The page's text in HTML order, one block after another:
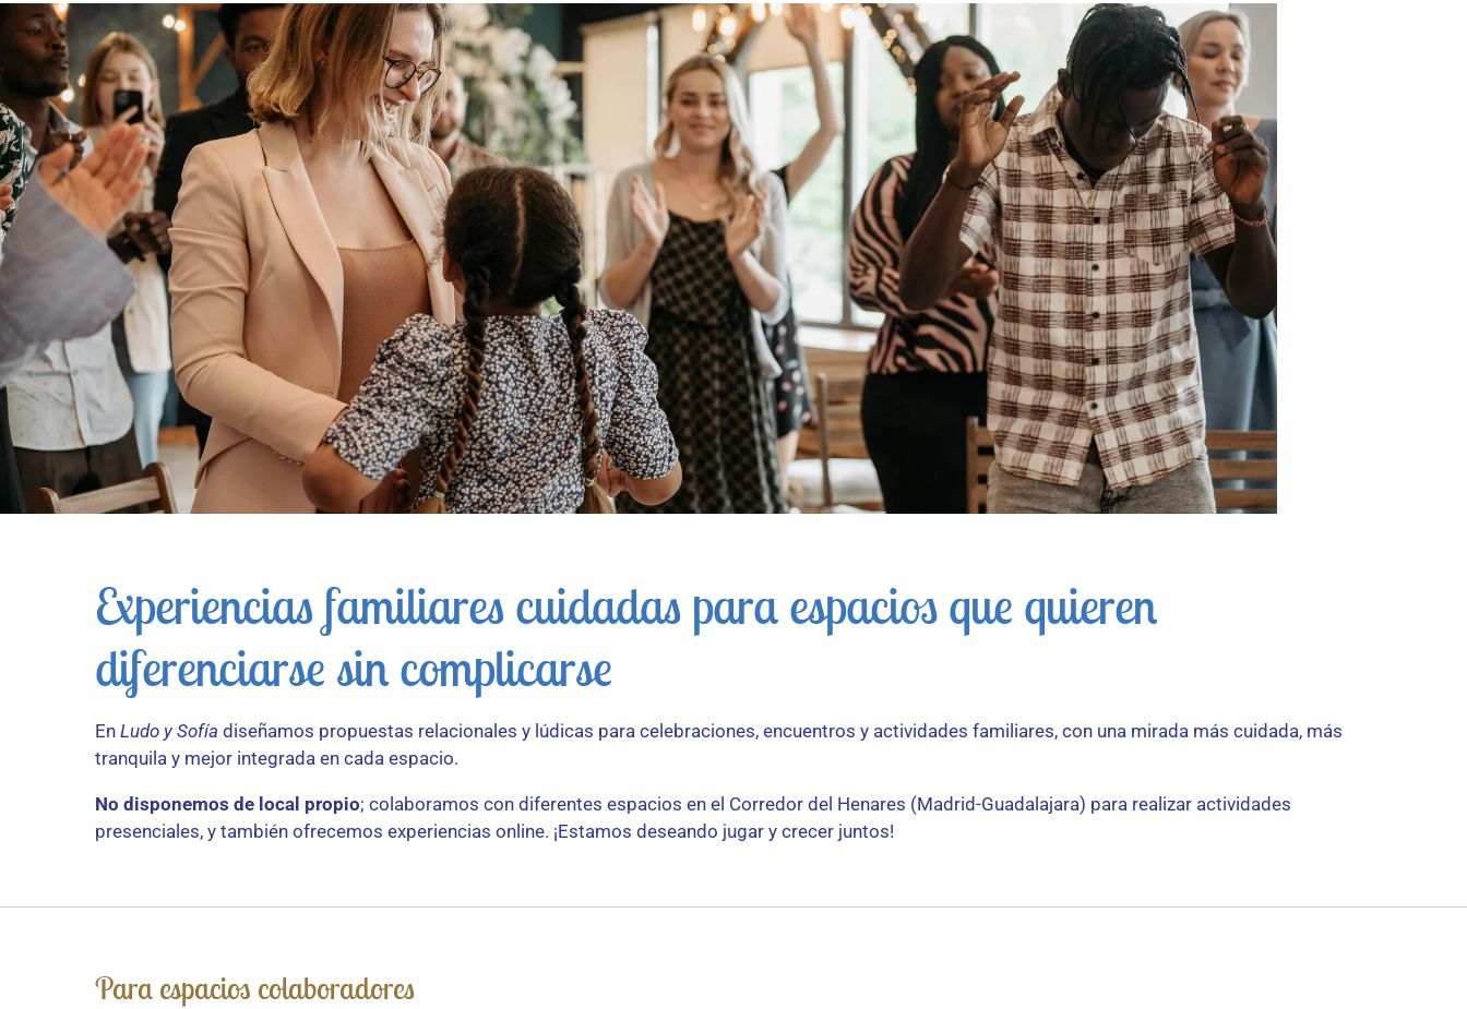
Experiencias familiares cuidadas para espacios que quieren
diferenciarse sin complicarse
En Ludo y Sofía diseñamos propuestas relacionales y lúdicas para celebraciones, encuentros y actividades familiares, con una mirada más cuidada, más
tranquila y mejor integrada en cada espacio.
No disponemos de local propio; colaboramos con diferentes espacios en el Corredor del Henares (Madrid-Guadalajara) para realizar actividades
presenciales, y también ofrecemos experiencias online. ¡Estamos deseando jugar y crecer juntos!
Para espacios colaboradores